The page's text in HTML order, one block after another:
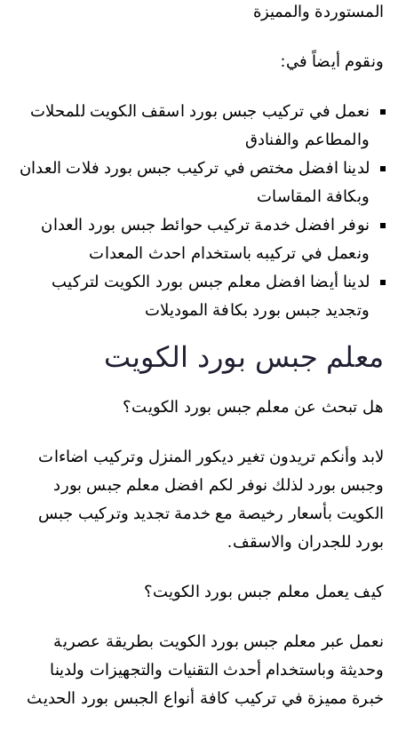
المستوردة والمميزة
ونقوم أيضاً في:
نعمل في تركيب جبس بورد اسقف الكويت للمحلات
والمطاعم والفنادق
لدينا افضل مختص في تركيب جبس بورد فلات العدان
وبكافة المقاسات
نوفر افضل خدمة تركيب حوائط جبس بورد العدان
ونعمل في تركيبه باستخدام احدث المعدات
لدينا أيضا افضل معلم جبس بورد الكويت لتركيب
وتجديد جبس بورد بكافة الموديلات
معلم جبس بورد الكويت
هل تبحث عن معلم جبس بورد الكويت؟
لابد وأنكم تريدون تغير ديكور المنزل وتركيب اضاءات
وجبس بورد لذلك نوفر لكم افضل معلم جبس بورد
الكويت بأسعار رخيصة مع خدمة تجديد وتركيب جبس
بورد للجدران والاسقف.
كيف يعمل معلم جبس بورد الكويت؟
نعمل عبر معلم جبس بورد الكويت بطريقة عصرية
وحديثة وباستخدام أحدث التقنيات والتجهيزات ولدينا
خبرة مميزة في تركيب كافة أنواع الجبس بورد الحديث